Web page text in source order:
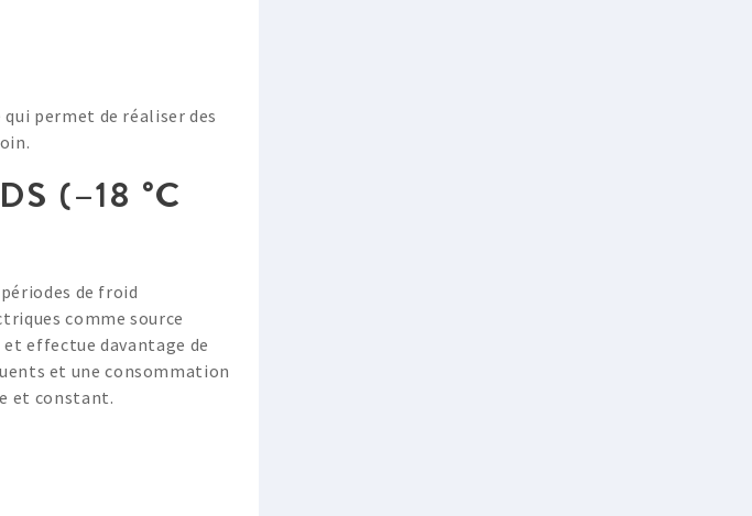
permet de réaliser des
(–18 °C
de froid
comme source
effectue davantage de
et une consommation
et constant.